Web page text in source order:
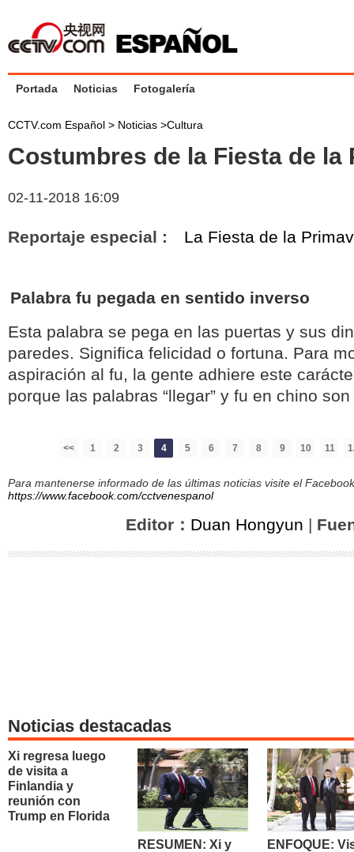
Portada Noticias Fotogalería
CCTV.com Español > Noticias >Cultura
Costumbres de la Fiesta de la
02-11-2018 16:09
Reportaje especial : La Fiesta de la
Palabra fu pegada en sentido inverso
Esta palabra se pega en las puertas y sus
paredes. Significa felicidad o fortuna. Para
aspiración al fu, la gente adhiere este
porque las palabras “llegar” y fu en chino
<< 1 2 3 4 5 6 7 8 9 10 11
Para mantenerse informado de las últimas noticias visite el
https://www.facebook.com/cctvenespanol
Editor： Duan Hongyun |
Noticias destacadas
Xi regresa luego
de visita a
Finlandia y
reunión con
Trump en Florida
RESUMEN: Xi y
ENFOQUE: